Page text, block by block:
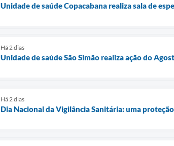
Unidade de saúde Copacabana realiza sala de
Há 2 dias
Unidade de saúde São Simão realiza ação do
Há 2 dias
Dia Nacional da Vigilância Sanitária: uma